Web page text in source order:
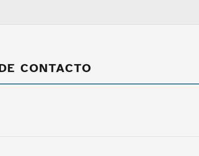
CONTACTO